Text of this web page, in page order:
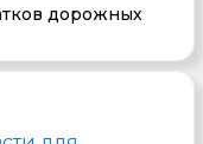
дорожных